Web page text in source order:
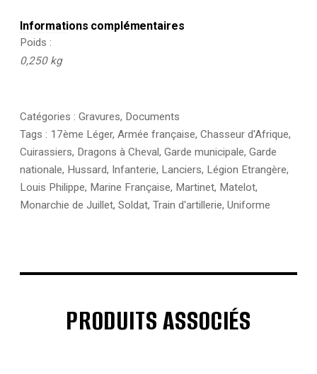
Informations complémentaires
Poids
0,250 kg
Catégories : Gravures, Documents
Tags : 17ème Léger, Armée française, Chasseur d'Afrique,
Cuirassiers, Dragons à Cheval, Garde municipale, Garde
nationale, Hussard, Infanterie, Lanciers, Légion Etrangère,
Louis Philippe, Marine Française, Martinet, Matelot,
Monarchie de Juillet, Soldat, Train d'artillerie, Uniforme
PRODUITS ASSOCIÉS